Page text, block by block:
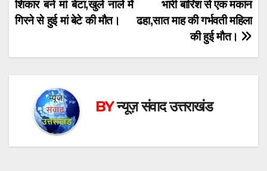
navigation
भारी बारिश से एक मकान
ढहा,सात माह की गर्भवती महिला
की हुई मौत।
शिकार बने मां बेटा,खुले नाले में
गिरने से हुई मां बेटे की मौत।
BYन्यूज़ संवाद उत्तराखंड